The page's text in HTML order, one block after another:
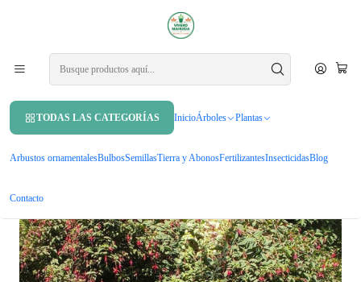
TODAS LAS CATEGORÍAS InicioÁrboles Plantas
Arbustos ornamentalesBulbosSemillasTierra y AbonosFertilizantesInsecticidasBlog
Contacto
APROVECHA UN 10% DE DCTO. EN TU PRIMERA COMPRA USANDO
Inicio
Arbustos ornamentales
Chilco / Fucsia Magellanica Arbusto Ornamental